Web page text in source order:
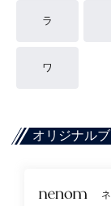
ラ
ワ
オリジナル